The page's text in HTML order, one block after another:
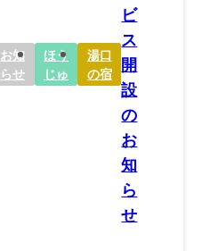
お知
らせ
ほう
じゅ
湯口
の宿
ビ
ス
開
設
の
お
知
ら
せ